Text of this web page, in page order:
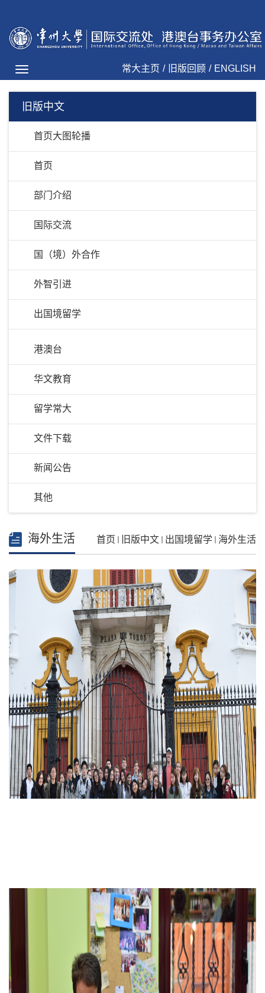
Toggle
navigation
ENGLISH
/
旧版回顾
/
常大主页
旧版中文
首页大图轮播
首页
部门介绍
国际交流
国（境）外合作
外智引进
出国境留学
港澳台
华文教育
留学常大
文件下载
新闻公告
其他
海外生活 首页 旧版中文 出国境留学 海外生活